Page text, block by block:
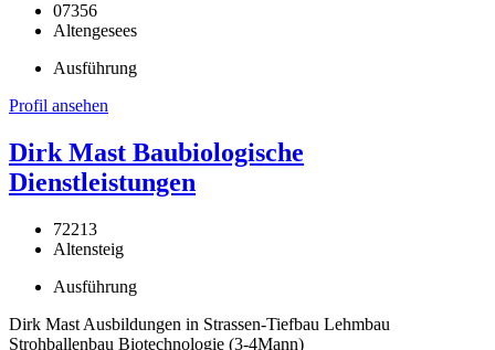
07356
Altengesees
Ausführung
Profil ansehen
Dirk Mast Baubiologische
Dienstleistungen
72213
Altensteig
Ausführung
Dirk Mast Ausbildungen in Strassen-Tiefbau Lehmbau
Strohballenbau Biotechnologie (3-4Mann)